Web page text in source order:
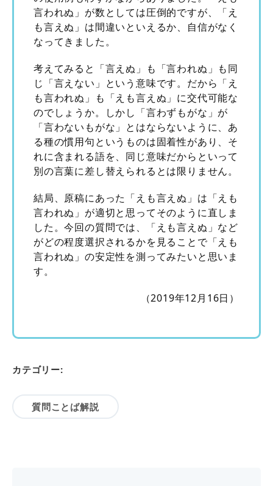
言われぬ」が数としては圧倒的ですが、「え
も言えぬ」は間違いといえるか、自信がなく
なってきました。
考えてみると「言えぬ」も「言われぬ」も同
じ「言えない」という意味です。だから「え
も言われぬ」も「えも言えぬ」に交代可能な
のでしょうか。しかし「言わずもがな」が
「言わないもがな」とはならないように、あ
る種の慣用句というものは固着性があり、そ
れに含まれる語を、同じ意味だからといって
別の言葉に差し替えられるとは限りません。
結局、原稿にあった「えも言えぬ」は「えも
言われぬ」が適切と思ってそのように直しま
した。今回の質問では、「えも言えぬ」など
がどの程度選択されるかを見ることで「えも
言われぬ」の安定性を測ってみたいと思いま
す。
（2019年12月16日）
カテゴリー:
質問ことば解説